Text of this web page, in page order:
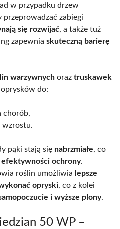
w przypadku drzew
zabiegi
się rozwijać, a także tuż
zapewnia skuteczną barierę
warzywnych oraz truskawek
do:
chorób,
wzrostu.
pąki stają się nabrzmiałe, co
efektywności ochrony.
roślin umożliwia lepsze
opryski, co z kolei
i wyższe plony.
50 WP –